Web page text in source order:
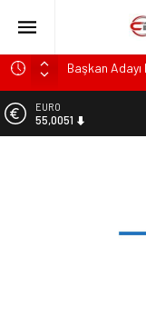
Başkan
Yoğunlaştırdı
Konyalı
Konya’da
KULU’DA
Trafik
Hayatını
EURO
55,0051